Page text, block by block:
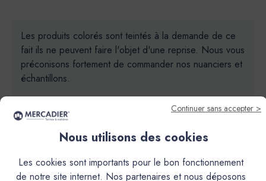
Les produits colorés sont teintés à la demande de ce
fait ils ne peuvent faire l'objet d'une reprise. Nous vous
préconisons fortement de commander nos nuanciers et
échantillons.
Descriptif
Continuer sans accepter >
Nous utilisons des cookies
Les cookies sont importants pour le bon fonctionnement
de notre site internet. Nos partenaires et nous déposons